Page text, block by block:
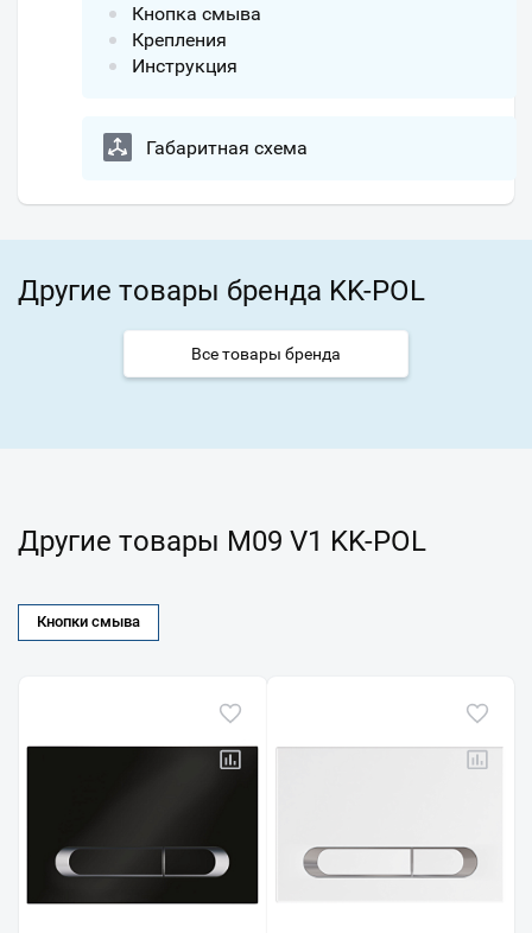
Кнопка смыва
Крепления
Инструкция
Габаритная схема
Другие товары бренда KK-POL
Все товары бренда
Другие товары M09 V1 KK-POL
Кнопки смыва